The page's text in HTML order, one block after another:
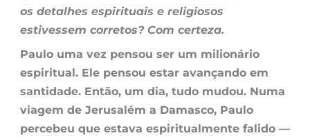
os detalhes espirituais e religiosos
estivessem corretos? Com certeza.
Paulo uma vez pensou ser um milionário
espiritual. Ele pensou estar avançando em
santidade. Então, um dia, tudo mudou. Numa
viagem de Jerusalém a Damasco, Paulo
percebeu que estava espiritualmente falido —